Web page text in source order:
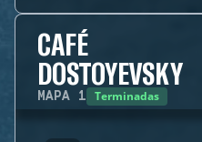
CAFÉ
DOSTOYEVSKY
MAPA 1 Terminadas